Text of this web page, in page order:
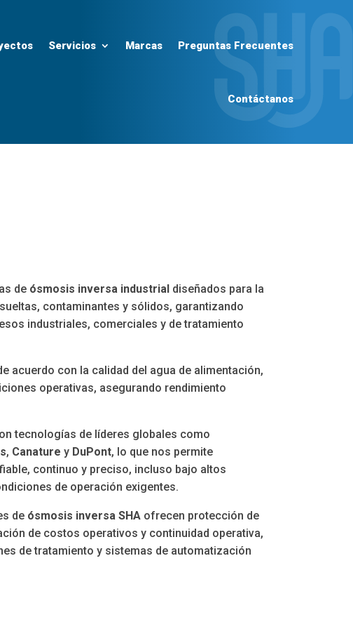
Servicios Marcas Preguntas Frecuentes
Contáctanos
de ósmosis inversa industrial diseñados para la
contaminantes y sólidos, garantizando
industriales, comerciales y de tratamiento
acuerdo con la calidad del agua de alimentación,
operativas, asegurando rendimiento
tecnologías de líderes globales como
, Canature y DuPont, lo que nos permite
continuo y preciso, incluso bajo altos
de operación exigentes.
de ósmosis inversa SHA ofrecen protección de
de costos operativos y continuidad operativa,
de tratamiento y sistemas de automatización